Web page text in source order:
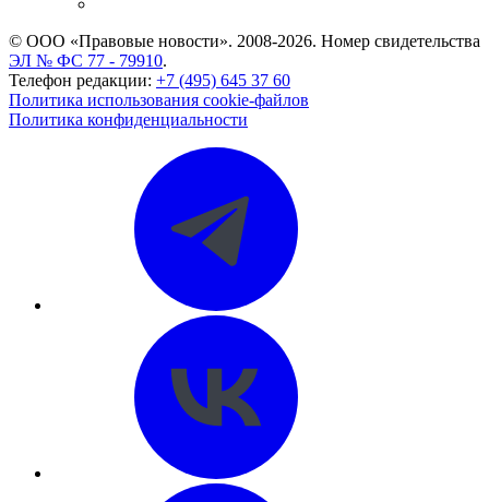
© ООО «Правовые новости». 2008-2026. Номер свидетельства
ЭЛ № ФС 77 - 79910.
Телефон редакции: +7 (495) 645 37 60
Политика использования cookie-файлов
Политика конфиденциальности